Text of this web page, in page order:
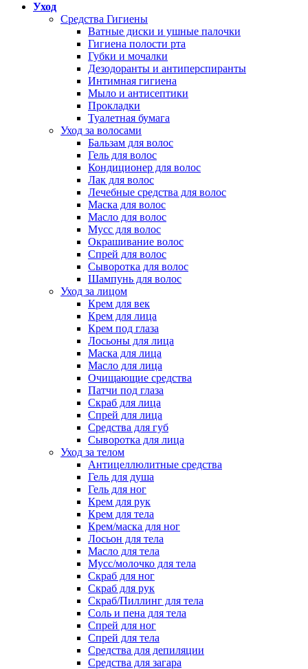
Уход
Средства Гигиены
Ватные диски и ушные палочки
Гигиена полости рта
Губки и мочалки
Дезодоранты и антиперспиранты
Интимная гигиена
Мыло и антисептики
Прокладки
Туалетная бумага
Уход за волосами
Бальзам для волос
Гель для волос
Кондиционер для волос
Лак для волос
Лечебные средства для волос
Маска для волос
Масло для волос
Мусс для волос
Окрашивание волос
Спрей для волос
Сыворотка для волос
Шампунь для волос
Уход за лицом
Крем для век
Крем для лица
Крем под глаза
Лосьоны для лица
Маска для лица
Масло для лица
Очищающие средства
Патчи под глаза
Скраб для лица
Спрей для лица
Средства для губ
Сыворотка для лица
Уход за телом
Антицеллюлитные средства
Гель для душа
Гель для ног
Крем для рук
Крем для тела
Крем/маска для ног
Лосьон для тела
Масло для тела
Мусс/молочко для тела
Скраб для ног
Скраб для рук
Скраб/Пиллинг для тела
Соль и пена для тела
Спрей для ног
Спрей для тела
Средства для депиляции
Средства для загара